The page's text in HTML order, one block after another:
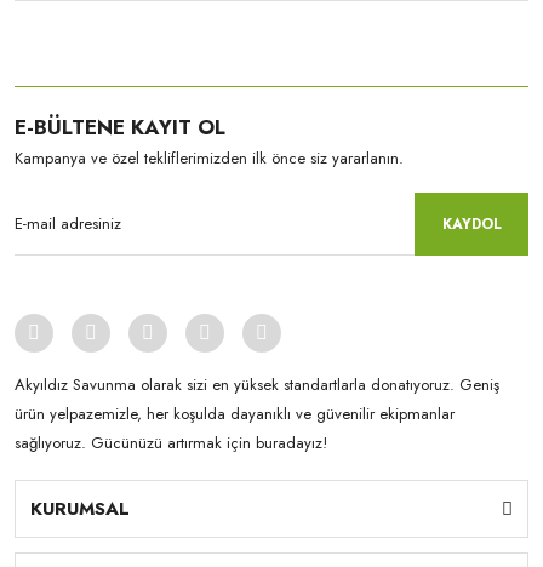
E-BÜLTENE KAYIT OL
Kampanya ve özel tekliflerimizden ilk önce siz yararlanın.
KAYDOL
Akyıldız Savunma olarak sizi en yüksek standartlarla donatıyoruz. Geniş
ürün yelpazemizle, her koşulda dayanıklı ve güvenilir ekipmanlar
sağlıyoruz. Gücünüzü artırmak için buradayız!
KURUMSAL